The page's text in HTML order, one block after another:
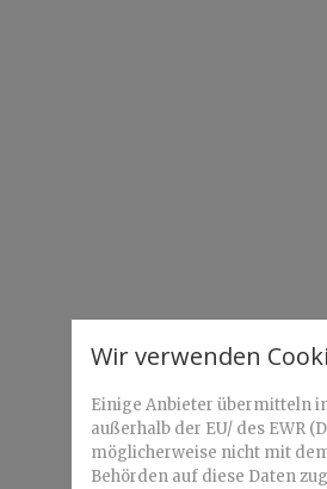
Wir verwenden
Einige Anbieter übermitteln
außerhalb der EU/ des EWR
möglicherweise nicht mit
Behörden auf diese Daten